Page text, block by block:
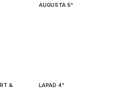
AUGUSTA 5*
&
LAPAD 4*